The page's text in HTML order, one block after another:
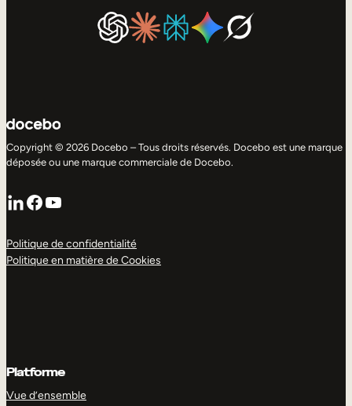
Copyright © 2026 Docebo – Tous droits réservés. Docebo est une marque
déposée ou une marque commerciale de Docebo.
LinkedIn
Facebook
YouTube
Politique de confidentialité
Politique en matière de Cookies
Platforme
Vue d’ensemble